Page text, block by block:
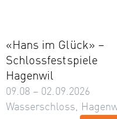
«Hans im Glück» –
Schlossfestspiele
Hagenwil
09.08 – 02.09.2026
Wasserschloss,